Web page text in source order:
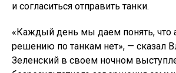
и согласиться отправить танки.
«Каждый день мы даем понять, что
решению по танкам нет», — сказал
Зеленский в своем ночном